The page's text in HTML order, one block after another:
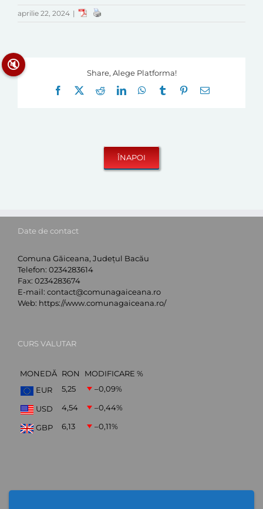
aprilie 22, 2024 |
Share, Alege Platforma!
Facebook
RedditLinkedInWhatsApp
Tumblr Pinterest
E-
Date de contact
Comuna Găiceana, Județul Bacău
Telefon: 0234283614
Fax: 0234283674
E-mail: contact@comunagaiceana.ro
Web: https://www.comunagaiceana.ro/
CURS VALUTAR
MONEDĂ RON
MODIFICARE %
EUR
5,25 –0,09%
USD 4,54 –0,44%
GBP 6,13 –0,11%
🔇